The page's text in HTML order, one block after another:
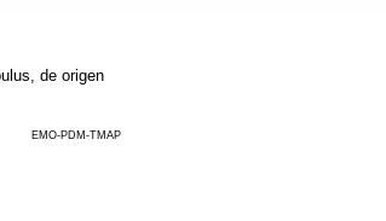
de origen
EMO-PDM-TMAP